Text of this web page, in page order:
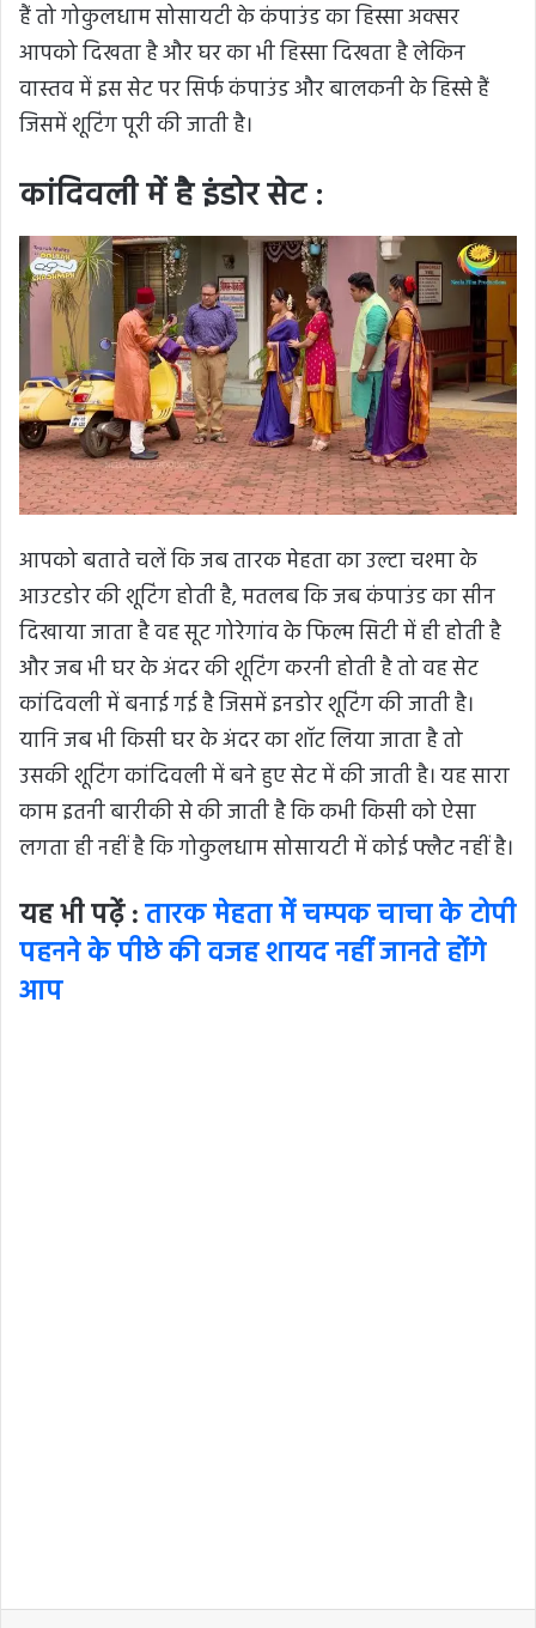
हैं तो गोकुलधाम सोसायटी के कंपाउंड का हिस्सा अक्सर
आपको दिखता है और घर का भी हिस्सा दिखता है लेकिन
वास्तव में इस सेट पर सिर्फ कंपाउंड और बालकनी के हिस्से हैं
जिसमें शूटिंग पूरी की जाती है।
कांदिवली में है इंडोर सेट :
आपको बताते चलें कि जब तारक मेहता का उल्टा चश्मा के
आउटडोर की शूटिंग होती है, मतलब कि जब कंपाउंड का सीन
दिखाया जाता है वह सूट गोरेगांव के फिल्म सिटी में ही होती है
और जब भी घर के अंदर की शूटिंग करनी होती है तो वह सेट
कांदिवली में बनाई गई है जिसमें इनडोर शूटिंग की जाती है।
यानि जब भी किसी घर के अंदर का शॉट लिया जाता है तो
उसकी शूटिंग कांदिवली में बने हुए सेट में की जाती है। यह सारा
काम इतनी बारीकी से की जाती है कि कभी किसी को ऐसा
लगता ही नहीं है कि गोकुलधाम सोसायटी में कोई फ्लैट नहीं है।
यह भी पढ़ें :तारक मेहता में चम्पक चाचा के टोपी
पहनने के पीछे की वजह शायद नहीं जानते होंगे
आप